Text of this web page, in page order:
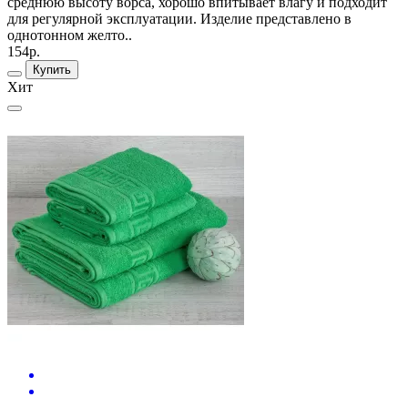
для регулярной эксплуатации. Изделие представлено в
однотонном желто..
154р.
Купить
Хит